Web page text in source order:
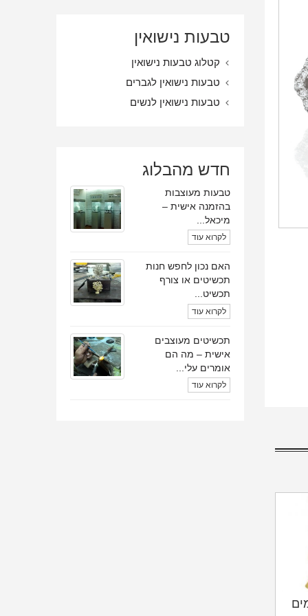
טבעות נישואין
קטלוג טבעות נישואין
טבעות נישואין לגברים
טבעות נישואין לנשים
חדש מהבלוג
טבעות מעוצבות
בהזמנה אישית –
מיכאל...
לקרוא עוד
האם נכון לחפש חנות
תכשיטים או צורף
תכשיט...
לקרוא עוד
תכשיטים מעוצבים
אישית – מה הם
אומרים עלי...
לקרוא עוד